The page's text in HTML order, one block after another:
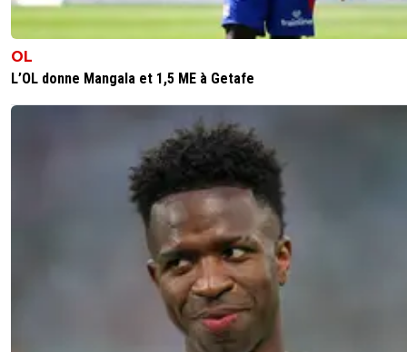
OL
L’OL donne Mangala et 1,5 ME à Getafe